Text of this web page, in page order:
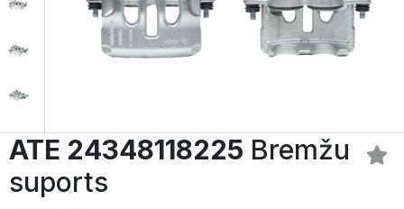
ATE 24348118225 Bremžu
suports